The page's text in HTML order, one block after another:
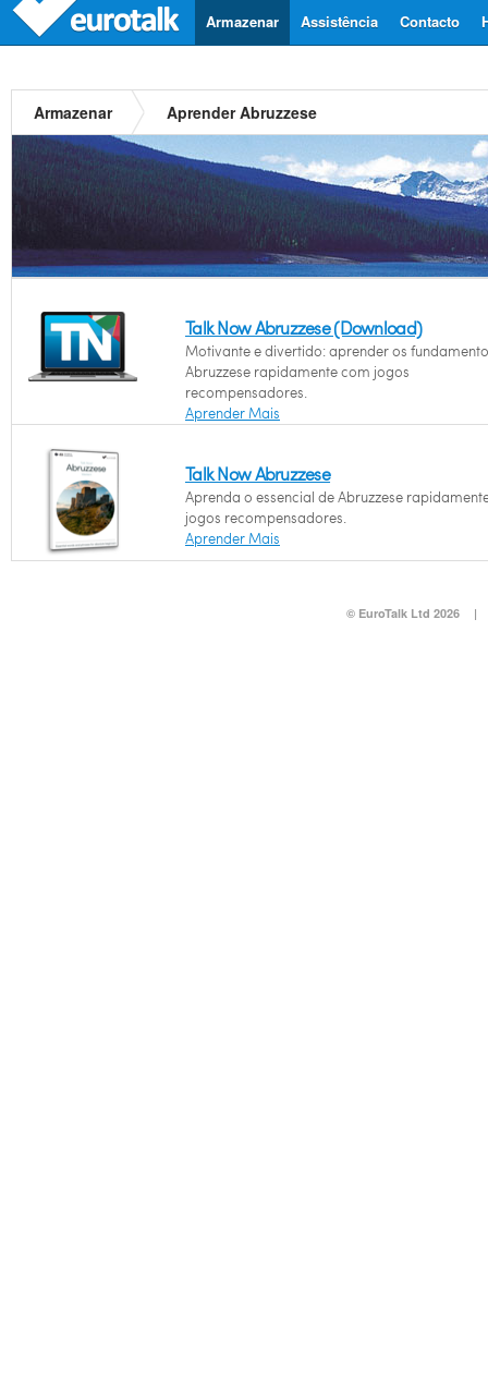
Contacto
Assistência
Armazenar
Armazenar Aprender Abruzzese
Talk Now Abruzzese (Download)
Motivante e divertido: aprender os
Abruzzese rapidamente com jogos
recompensadores.
Aprender Mais
Talk Now Abruzzese
Aprenda o essencial de Abruzzese
jogos recompensadores.
Aprender Mais
© EuroTalk Ltd 2026 |